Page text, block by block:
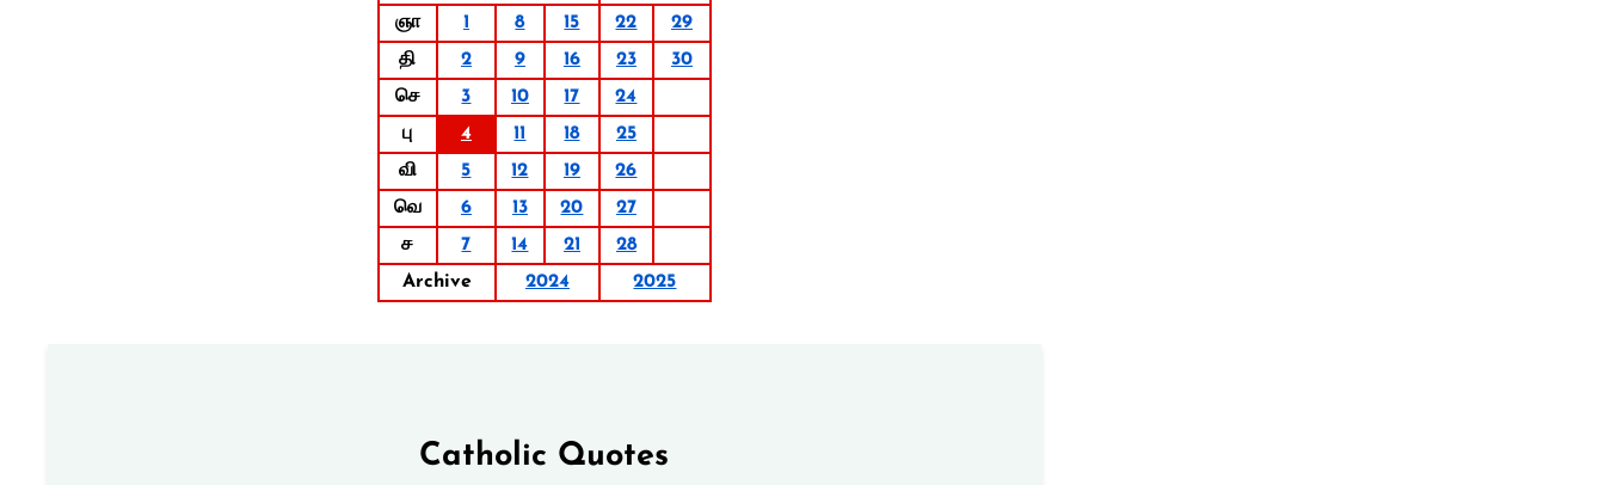
ஞா
1 8 15 22
29
தி
2 9 16 23
30
செ
3 10 17
24
பு
4 11 18
25
வி
5 12 19
26
வெ
6 13 20
27
ச
7 14 21
28
Archive
2024 2025
Catholic Quotes